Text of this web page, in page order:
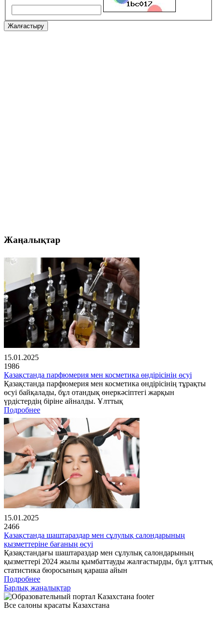
Жалғастыру
Жаңалықтар
15.01.2025
1986
Қазақстанда парфюмерия мен косметика өндірісінің өсуі
Қазақстанда парфюмерия мен косметика өндірісінің тұрақты
өсуі байқалады, бұл отандық өнеркәсіптегі жарқын
үрдістердің біріне айналды. Ұлттық
Подробнее
15.01.2025
2466
Қазақстанда шаштараздар мен сұлулық салондарының
қызметтеріне бағаның өсуі
Қазақстандағы шаштараздар мен сұлулық салондарының
қызметтері 2024 жылы қымбаттауды жалғастырды, бұл ұлттық
статистика бюросының қараша айын
Подробнее
Барлық жаңалықтар
Все салоны красаты Казахстана